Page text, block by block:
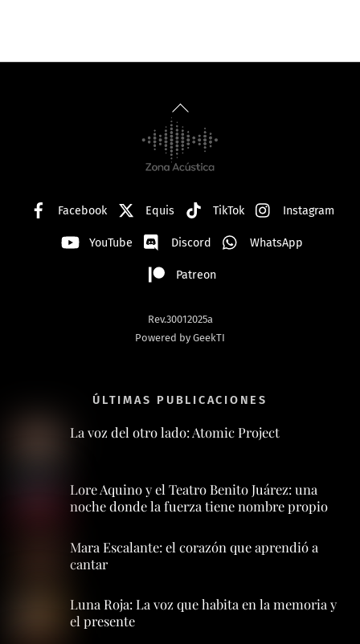
Back
To
Top
Facebook Equis TikTok Instagram
YouTube Discord WhatsApp
Patreon
Rev.30012025a
Powered by GeekTI
ÚLTIMAS PUBLICACIONES
La voz del otro lado: Atomic Project
Lore Aquino y el Teatro Benito Juárez: una
noche donde la fuerza tiene nombre propio
Mara Escalante: el corazón que aprendió a
cantar
Luna Roja: La voz que habita en la memoria y
el presente